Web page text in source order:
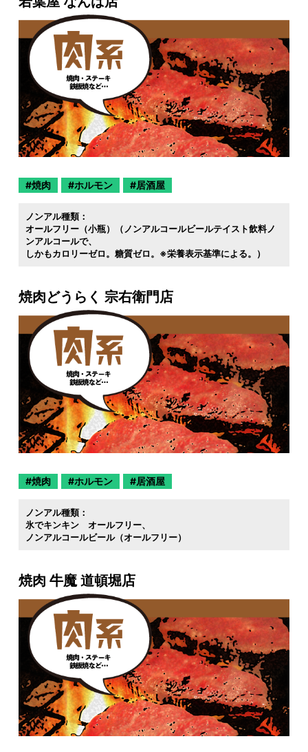
焼肉 ホルモン 居酒屋
ノンアル種類：
オールフリー（小瓶）（ノンアルコールビールテイスト飲料ノ
ンアルコールで
しかもカロリーゼロ。糖質ゼロ。※栄養表示基準による。）
焼肉どうらく 宗右衛門店
焼肉 ホルモン 居酒屋
ノンアル種類：
氷でキンキン オールフリー
ノンアルコールビール（オールフリー）
焼肉 牛魔 道頓堀店